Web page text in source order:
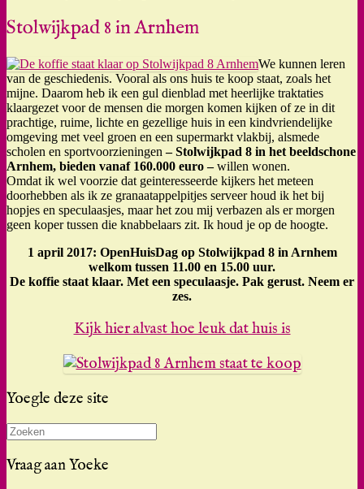
Stolwijkpad 8 in Arnhem
We kunnen leren
van de geschiedenis. Vooral als ons huis te koop staat, zoals het
mijne. Daarom heb ik een gul dienblad met heerlijke traktaties
klaargezet voor de mensen die morgen komen kijken of ze in dit
prachtige, ruime, lichte en gezellige huis in een kindvriendelijke
omgeving met veel groen en een supermarkt vlakbij, alsmede
scholen en sportvoorzieningen– Stolwijkpad 8 in het beeldschone
Arnhem, bieden vanaf 160.000 euro –willen wonen.
Omdat ik wel voorzie dat geinteresseerde kijkers het meteen
doorhebben als ik ze granaatappelpitjes serveer houd ik het bij
hopjes en speculaasjes, maar het zou mij verbazen als er morgen
geen koper tussen die knabbelaars zit. Ik houd je op de hoogte.
1 april 2017: OpenHuisDag op Stolwijkpad 8 in Arnhem
welkom tussen 11.00 en 15.00 uur.
De koffie staat klaar. Met een speculaasje. Pak gerust. Neem er
zes.
Kijk hier alvast hoe leuk dat huis is
Yoegle deze site
Zoeken
naar:
Vraag aan Yoeke